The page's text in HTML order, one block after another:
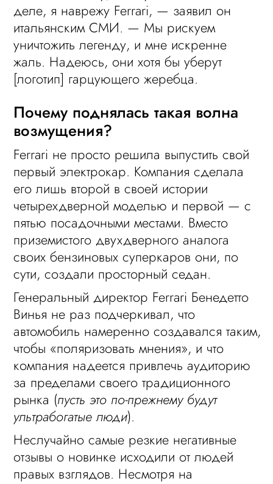
деле, я наврежу Ferrari, — заявил он
итальянским СМИ. — Мы рискуем
уничтожить легенду, и мне искренне
жаль. Надеюсь, они хотя бы уберут
[логотип] гарцующего жеребца.
Почему поднялась такая волна
возмущения?
Ferrari не просто решила выпустить свой
первый электрокар. Компания сделала
его лишь второй в своей истории
четырехдверной моделью и первой — с
пятью посадочными местами. Вместо
приземистого двухдверного аналога
своих бензиновых суперкаров они, по
сути, создали просторный седан.
Генеральный директор Ferrari Бенедетто
Винья не раз подчеркивал, что
автомобиль намеренно создавался таким,
чтобы «поляризовать мнения», и что
компания надеется привлечь аудиторию
за пределами своего традиционного
рынка (пусть это по-прежнему будут
ультрабогатые люди).
Неслучайно самые резкие негативные
отзывы о новинке исходили от людей
правых взглядов. Несмотря на